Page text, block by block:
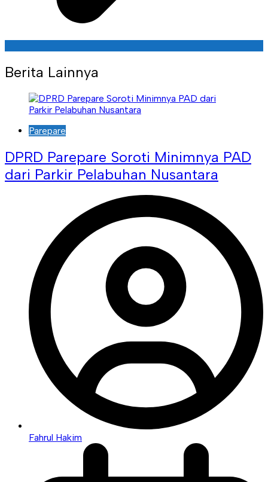
Berita Lainnya
Parepare
DPRD Parepare Soroti Minimnya PAD
dari Parkir Pelabuhan Nusantara
Fahrul Hakim